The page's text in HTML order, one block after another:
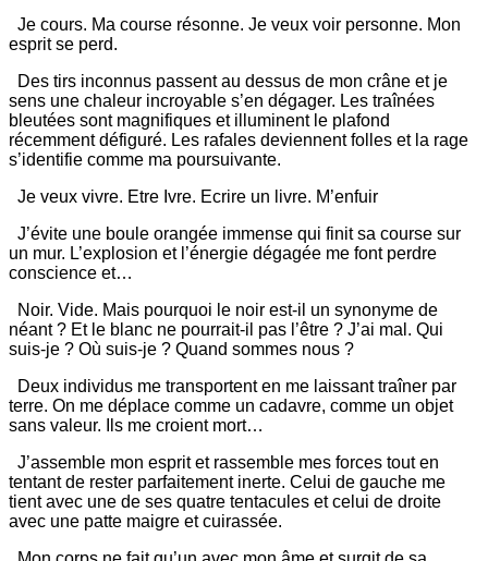
Je cours. Ma course résonne. Je veux voir personne. Mon
esprit se perd.
Des tirs inconnus passent au dessus de mon crâne et je
sens une chaleur incroyable s’en dégager. Les traînées
bleutées sont magnifiques et illuminent le plafond
récemment défiguré. Les rafales deviennent folles et la rage
s’identifie comme ma poursuivante.
Je veux vivre. Etre Ivre. Ecrire un livre. M’enfuir
J’évite une boule orangée immense qui finit sa course sur
un mur. L’explosion et l’énergie dégagée me font perdre
conscience et…
Noir. Vide. Mais pourquoi le noir est-il un synonyme de
néant ? Et le blanc ne pourrait-il pas l’être ? J’ai mal. Qui
suis-je ? Où suis-je ? Quand sommes nous ?
Deux individus me transportent en me laissant traîner par
terre. On me déplace comme un cadavre, comme un objet
sans valeur. Ils me croient mort…
J’assemble mon esprit et rassemble mes forces tout en
tentant de rester parfaitement inerte. Celui de gauche me
tient avec une de ses quatre tentacules et celui de droite
avec une patte maigre et cuirassée.